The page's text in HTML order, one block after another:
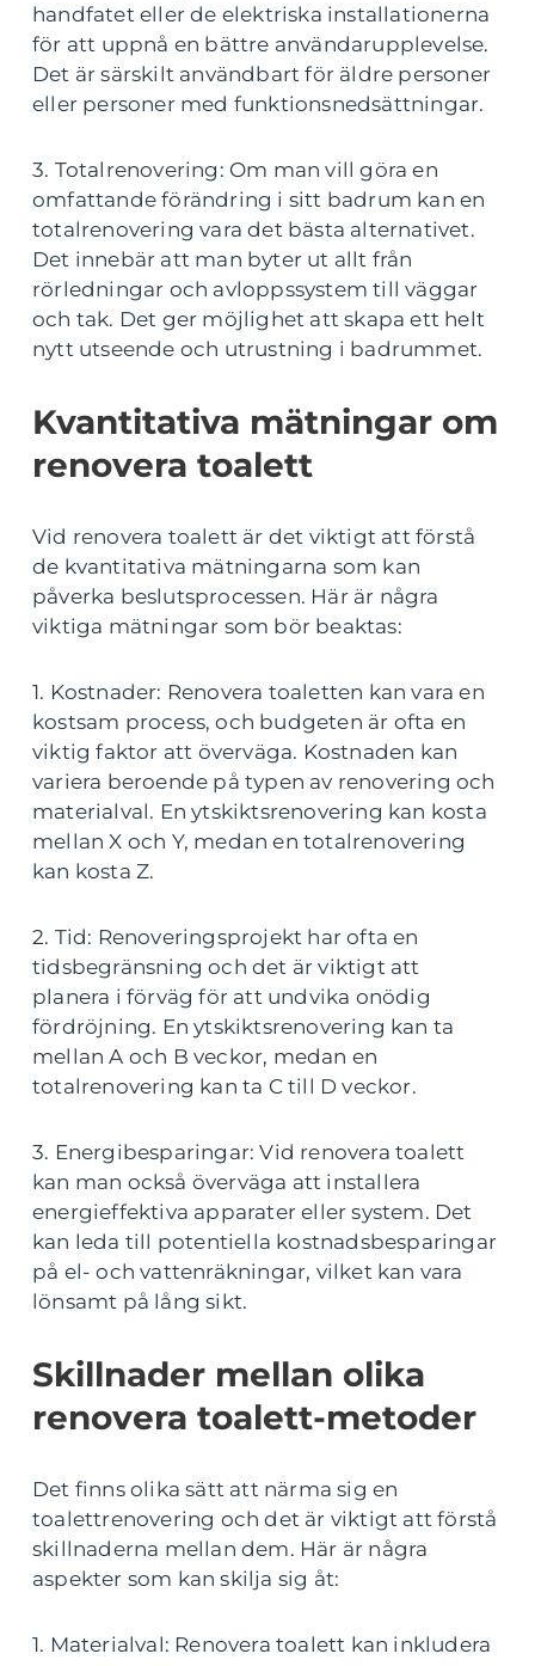
handfatet eller de elektriska installationerna
för att uppnå en bättre användarupplevelse.
Det är särskilt användbart för äldre personer
eller personer med funktionsnedsättningar.
3. Totalrenovering: Om man vill göra en
omfattande förändring i sitt badrum kan en
totalrenovering vara det bästa alternativet.
Det innebär att man byter ut allt från
rörledningar och avloppssystem till väggar
och tak. Det ger möjlighet att skapa ett helt
nytt utseende och utrustning i badrummet.
Kvantitativa mätningar om
renovera toalett
Vid renovera toalett är det viktigt att förstå
de kvantitativa mätningarna som kan
påverka beslutsprocessen. Här är några
viktiga mätningar som bör beaktas:
1. Kostnader: Renovera toaletten kan vara en
kostsam process, och budgeten är ofta en
viktig faktor att överväga. Kostnaden kan
variera beroende på typen av renovering och
materialval. En ytskiktsrenovering kan kosta
mellan X och Y, medan en totalrenovering
kan kosta Z.
2. Tid: Renoveringsprojekt har ofta en
tidsbegränsning och det är viktigt att
planera i förväg för att undvika onödig
fördröjning. En ytskiktsrenovering kan ta
mellan A och B veckor, medan en
totalrenovering kan ta C till D veckor.
3. Energibesparingar: Vid renovera toalett
kan man också överväga att installera
energieffektiva apparater eller system. Det
kan leda till potentiella kostnadsbesparingar
på el- och vattenräkningar, vilket kan vara
lönsamt på lång sikt.
Skillnader mellan olika
renovera toalett-metoder
Det finns olika sätt att närma sig en
toalettrenovering och det är viktigt att förstå
skillnaderna mellan dem. Här är några
aspekter som kan skilja sig åt:
1. Materialval: Renovera toalett kan inkludera